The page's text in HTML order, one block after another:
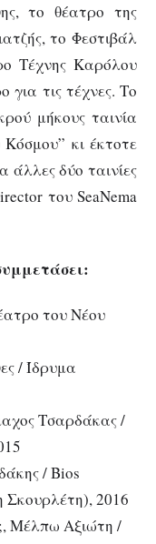
το θέατρο της
το Φεστιβάλ
Τέχνης Καρόλου
για τις τέχνες. Το
μήκους ταινία
κι έκτοτε
άλλες δύο ταινίες
του SeaNema
του Νέου
/ Ίδρυμα
Τσαρδάκας /
/ Bios
Σκουρλέτη), 2016
Μέλπω Αξιώτη /